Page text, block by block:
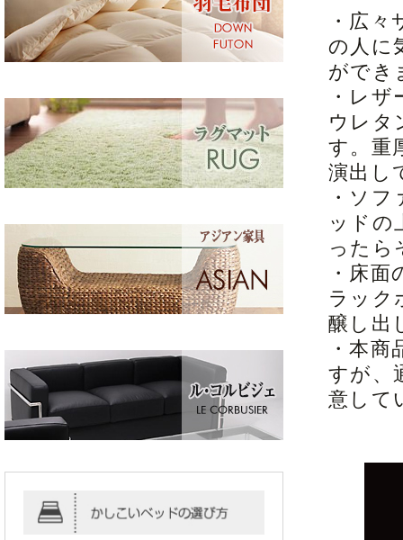
・広
の人に
ができ
・レ
ウレタ
す。重
演出し
・ソ
ッドの
ったら
・床
ラック
醸し出
・本
すが、
意して